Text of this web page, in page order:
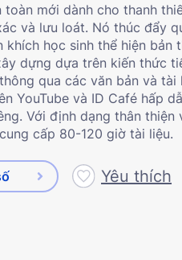
mới dành cho thanh
và lưu loát. Nó thúc đẩy
học sinh thể hiện bản
dựng dựa trên kiến thức
qua các văn bản và tài
YouTube và ID Café hấp
Với định dạng thân thiện
cấp 80-120 giờ tài liệu.
Yêu thích